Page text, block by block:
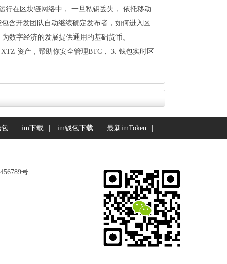
行在区块链网络中， 一旦私钥丢失， 依托移动
含开发团队自动继续确定发布者，如何进入区
数字经济的发展提供通用的基础货币。
资产，帮助你安全管理BTC， 3. 钱包实时区
im下载 im钱包下载 最新imToken
号